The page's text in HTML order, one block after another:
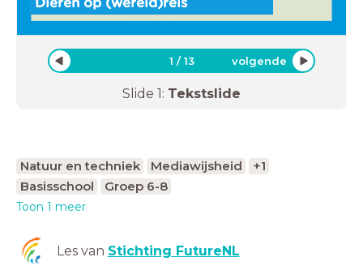
Dieren op (wereld)reis
1 /13 volgende
Slide 1: Tekstslide
Natuur en techniek Mediawijsheid
+1
Basisschool
Groep 6-8
Toon 1 meer
Les van Stichting FutureNL